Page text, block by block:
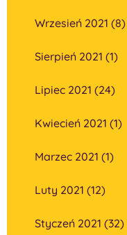
Wrzesień 2021 (8)
Sierpień 2021 (1)
Lipiec 2021 (24)
Kwiecień 2021 (1)
Marzec 2021 (1)
Luty 2021 (12)
Styczeń 2021 (32)